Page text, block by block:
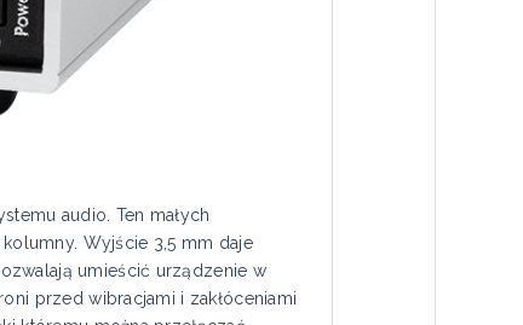
audio. Ten małych
Wyjście 3,5 mm daje
umieścić urządzenie w
przed wibracjami i zakłóceniami